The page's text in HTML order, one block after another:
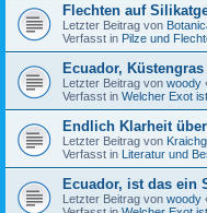
Flechten auf
Letzter Beitrag von
Verfasst in Pilze und
Ecuador, Küstengras
Letzter Beitrag von woody
Verfasst in Welcher Exot
Endlich Klarheit
Letzter Beitrag von
Verfasst in Literatur und
Ecuador, ist das ein
Letzter Beitrag von woody